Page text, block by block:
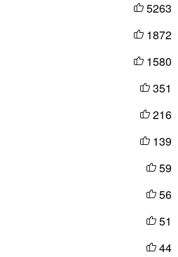
 5263
 1872
 1580
 351
 216
 139
 59
 56
 51
 44